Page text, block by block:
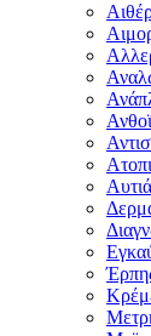
Αυτιά